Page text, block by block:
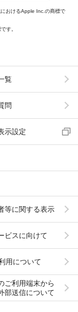
おけるApple Inc.の商標で
す。
覧
問
示設定
等に関する表示
ビスに向けて
用について
ご利用端末から
部送信について